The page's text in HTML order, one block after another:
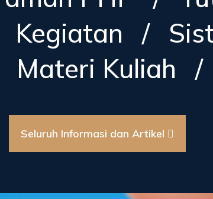
Kegiatan /
Materi Kuliah /
Seluruh Informasi dan Artikel